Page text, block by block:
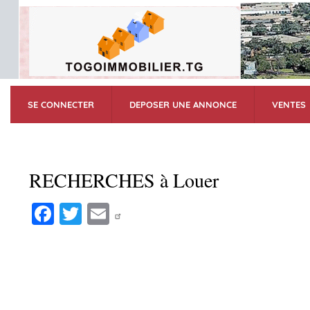
SE CONNECTER DEPOSER UNE ANNONCE VENTES
RECHERCHES à Louer
Fa
ce
T
wi
E